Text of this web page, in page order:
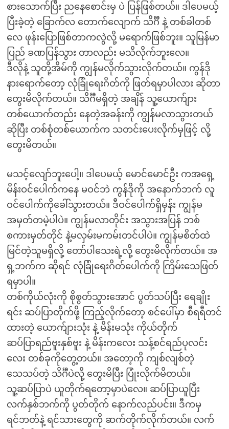
စားသောက်ပြီး ညနေစောင်းမှ ပဲ ပြန်ဖြစ်တယ်။ ဒါပေမယ့်
ပြီးခဲ့တဲ့ ခြောက်လ တောက်လျောက် သိင်္ဂီ နဲ့ တစ်ခါတစ်
လေ ဖုန်းပြောဖြစ်တာကလွဲလို့ မရောက်ဖြစ်ဘူး။ သူမြန်မာ
ပြည် ခဏပြန်သွား တာလည်း မသိလိုက်ဘူးလေ။
ဒီလိုနဲ့ သူတို့အိမ်ကို ကျွန်မလိုက်သွားလိုက်တယ်။ ကွန်ဒို
နားရောက်တော့ လုံခြုံရေးဂိတ်ကို ဖြတ်ရမှာပါလား ဆိုတာ
တွေးမိလိုက်တယ်။ သိင်္ဂီမရှိတဲ့ အချိန် သူ့ယောက်ျား
တစ်ယောက်တည်း နေတဲ့အခန်းကို ကျွန်မလာသွားတယ်
ဆိုပြီး တစ်စုံတစ်ယောက်က သတင်းပေးလိုက်မှဖြင့် လို့
တွေးမိတယ်။
မသင့်လျော်ဘူးပေါ့။ ဒါပေမယ့် မောင်မောင်ဦး ကအရှေ့
မိန်းဝင်ပေါက်ကနေ မဝင်ဘဲ ကွန်ဒိုကို အနောက်ဘက် လူ
ဝင်ပေါက်ကိုခေါ်သွားတယ်။ ဒီဝင်ပေါက်ရှိမှန်း ကျွန်မ
အမှတ်တမဲ့ပါပဲ။ ကျွန်မလာတိုင်း အသွားအပြန် ဘစ်
စကားမှတ်တိုင် နဲ့မလှမ်းမကမ်းတင်ပါပဲ။ ကျွန်မစိတ်ထဲ
မြင်တဲ့သူမရှိလို့ တော်ပါသေးရဲ့လို့ တွေးမိလိုက်တယ်။ အ
ရှ့ဘက်က ဆိုရင် လုံခြုံရေးဂိတ်ပေါက်ကို ကြိမ်းသေဖြတ်
ရမှာပါ။
တစ်ကိုယ်လုံးကို စိုစွတ်သွားအောင် ပွတ်သပ်ပြီး ရေချိုး
ရင်း ဆပ်ပြာတိုက်ဖို့ ကြည့်လိုက်တော့ စင်ပေါ်မှာ စီရရီတင်
ထားတဲ့ ယောက်ျားသုံး နဲ့ မိန်းမသုံး ကိုယ်တိုက်
ဆပ်ပြာရည်ဗူးနှစ်ဗူး နဲ့ မိန်းကလေး သန့်စင်ရည်ပုလင်း
လေး တစ်ခုကိုတွေ့တယ်။ အတော့ကို ကျစ်လျစ်တဲ့
သေသပ်တဲ့ သိင်္ဂီပဲလို့ တွေးမိပြီး ပြုံးလိုက်မိတယ်။
သူ့ဆပ်ပြာပဲ ယူတိုက်ရတော့မှာပဲလေ။ ဆပ်ပြာယူပြီး
လက်နှစ်ဘက်ကို ပွတ်တိုက် နောက်လည်ပင်း။ ဒီကမှ
ရင်ဘတ်နဲ့ ရင်သားတွေကို ဆက်တိုက်လိုက်တယ်။ လက်